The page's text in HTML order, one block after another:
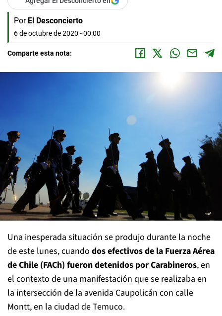
Por El Desconcierto
6 de octubre de 2020 - 00:00
Comparte esta nota:
Una inesperada situación se produjo durante la noche
de este lunes, cuando dos efectivos de la Fuerza Aérea
de Chile (FACh) fueron detenidos por Carabineros, en
el contexto de una manifestación que se realizaba en
la intersección de la avenida Caupolicán con calle
Montt, en la ciudad de Temuco.